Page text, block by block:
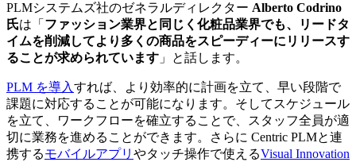
PLMシステムズ社のゼネラルディレクター Alberto Codrino
氏は「 ファッション業界と同じく化粧品業界でも、リードタ
イムを削減してより多くの商品をスピーディーにリリースす
ることが求められています 」と話します。
PLM を導入すれば、より効率的に計画を立て、早い段階で
課題に対応することが可能になります。そしてスケジュール
を立て、ワークフローを確立することで、スタッフ全員が適
切に業務を進めることができます。さらに Centric PLMと連
携するモバイルアプリ やタッチ操作で使えるVisual Innovation